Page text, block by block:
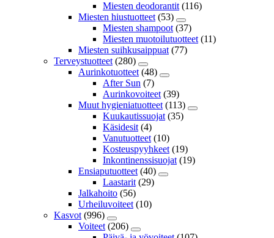
Miesten deodorantit (116)
Miesten hiustuotteet (53)
Miesten shampoot (37)
Miesten muotoilutuotteet (11)
Miesten suihkusaippuat (77)
Terveystuotteet (280)
Aurinkotuotteet (48)
After Sun (7)
Aurinkovoiteet (39)
Muut hygieniatuotteet (113)
Kuukautissuojat (35)
Käsidesit (4)
Vanutuotteet (10)
Kosteuspyyhkeet (19)
Inkontinenssisuojat (19)
Ensiaputuotteet (40)
Laastarit (29)
Jalkahoito (56)
Urheiluvoiteet (10)
Kasvot (996)
Voiteet (206)